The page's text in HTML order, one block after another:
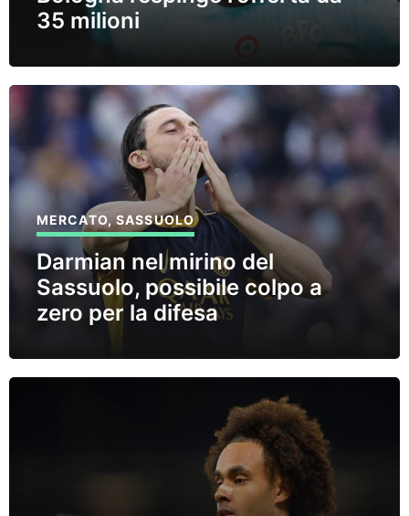
35 milioni
MERCATO,SASSUOLO
Darmian nel mirino del
Sassuolo, possibile colpo a
zero per la difesa